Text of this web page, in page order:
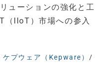
ューションの強化と工
（IIoT）市場への参入
ケプウェア（Kepware） /